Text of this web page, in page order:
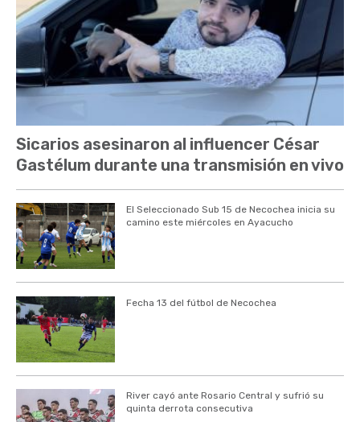
Sicarios asesinaron al influencer César
Gastélum durante una transmisión en vivo
El Seleccionado Sub 15 de Necochea inicia su
camino este miércoles en Ayacucho
Fecha 13 del fútbol de Necochea
River cayó ante Rosario Central y sufrió su
quinta derrota consecutiva